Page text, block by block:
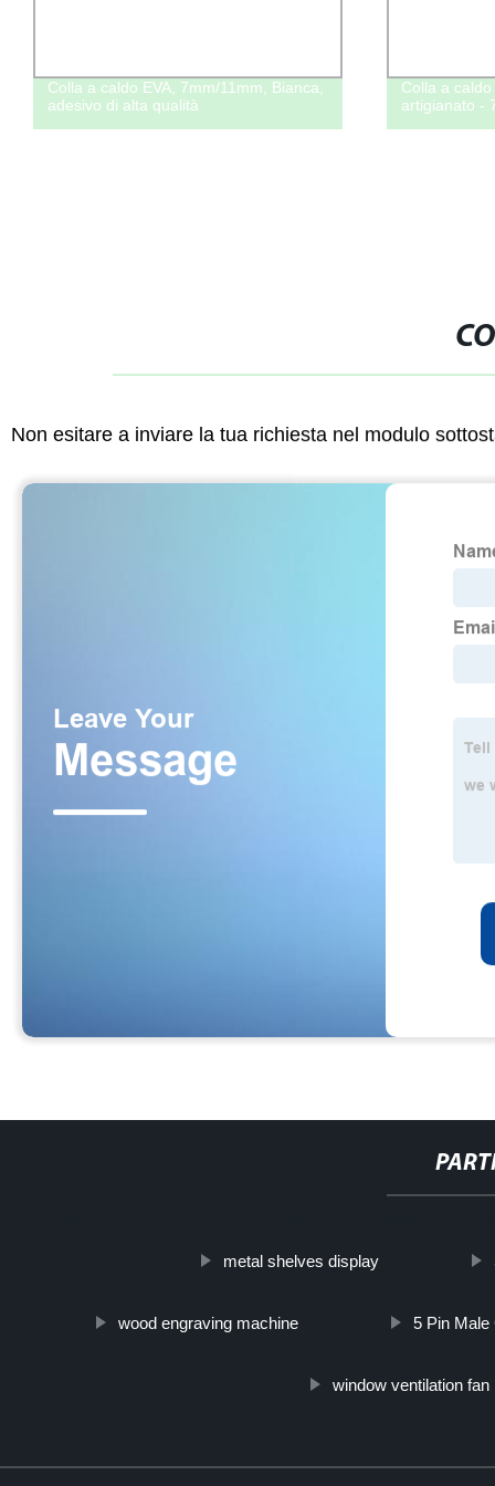
Colla a caldo EVA, 7mm/11mm, Bianca,
adesivo di alta qualità
Colla a
artigianato -
Non esitare a inviare la tua richiesta nel modulo
metal shelves display
wood engraving machine 5 Pin Male
window ventilation fan